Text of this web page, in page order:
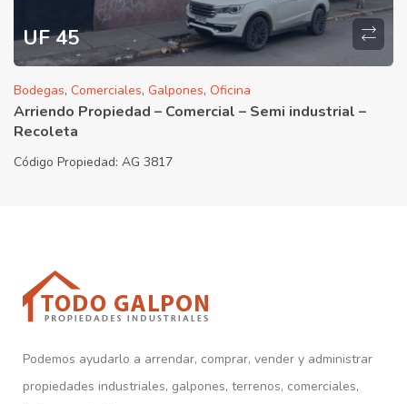
UF 45
Bodegas, Comerciales, Galpones, Oficina
Arriendo Propiedad – Comercial – Semi industrial –
Recoleta
Código Propiedad: AG 3817
Podemos ayudarlo a arrendar, comprar, vender y administrar
propiedades industriales, galpones, terrenos, comerciales,